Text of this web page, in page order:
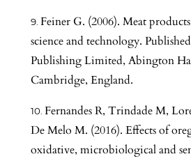
Feiner G. (2006). Meat
science and technology.
Publishing Limited, Abington
Cambridge, England.
Fernandes R, Trindade M,
De Melo M. (2016). Effects of
oxidative, microbiological and